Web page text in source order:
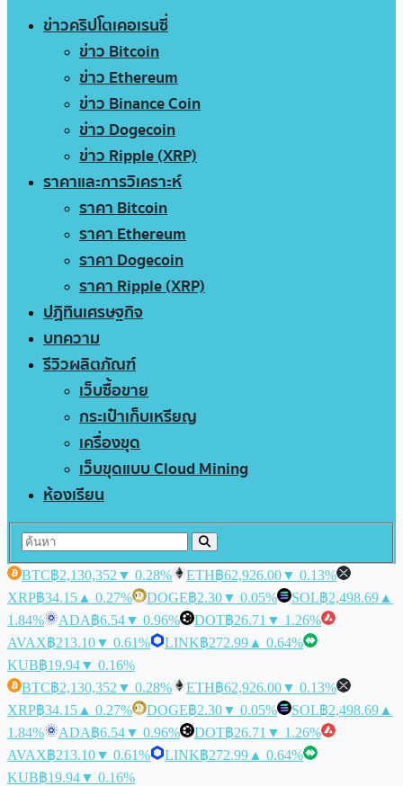
ข่าวคริปโตเคอเรนซี่
ข่าว Bitcoin
ข่าว Ethereum
ข่าว Binance Coin
ข่าว Dogecoin
ข่าว Ripple (XRP)
ราคาและการวิเคราะห์
ราคา Bitcoin
ราคา Ethereum
ราคา Dogecoin
ราคา Ripple (XRP)
ปฏิทินเศรษฐกิจ
บทความ
รีวิวผลิตภัณฑ์
เว็บซื้อขาย
กระเป๋าเก็บเหรียญ
เครื่องขุด
เว็บขุดแบบ Cloud Mining
ห้องเรียน
BTC฿2,130,352 ▼ 0.28% ETH฿62,926.00▼ 0.13%
XRP฿34.15 ▲ 0.27% DOGE฿2.30▼ 0.05% SOL฿2,498.69 ▲
1.84%
ADA฿6.54▼ 0.96% DOT฿26.71 ▼ 1.26%
AVAX฿213.10▼ 0.61% LINK฿272.99 ▲ 0.64%
KUB฿19.94▼ 0.16%
BTC฿2,130,352 ▼ 0.28% ETH฿62,926.00▼ 0.13%
XRP฿34.15 ▲ 0.27% DOGE฿2.30▼ 0.05% SOL฿2,498.69 ▲
1.84%
ADA฿6.54▼ 0.96% DOT฿26.71 ▼ 1.26%
AVAX฿213.10▼ 0.61% LINK฿272.99 ▲ 0.64%
KUB฿19.94▼ 0.16%